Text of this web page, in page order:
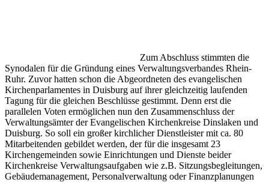
Zum Abschluss stimmten die
Synodalen für die Gründung eines Verwaltungsverbandes Rhein-
Ruhr. Zuvor hatten schon die Abgeordneten des evangelischen
Kirchenparlamentes in Duisburg auf ihrer gleichzeitig laufenden
Tagung für die gleichen Beschlüsse gestimmt. Denn erst die
parallelen Voten ermöglichen nun den Zusammenschluss der
Verwaltungsämter der Evangelischen Kirchenkreise Dinslaken und
Duisburg. So soll ein großer kirchlicher Dienstleister mit ca. 80
Mitarbeitenden gebildet werden, der für die insgesamt 23
Kirchengemeinden sowie Einrichtungen und Dienste beider
Kirchenkreise Verwaltungsaufgaben wie z.B. Sitzungsbegleitungen,
Gebäudemanagement, Personalverwaltung oder Finanzplanungen